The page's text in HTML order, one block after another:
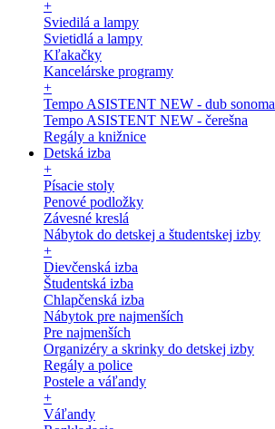
+
Sviedilá a lampy
Svietidlá a lampy
Kľakačky
Kancelárske programy
+
Tempo ASISTENT NEW - dub sonoma
Tempo ASISTENT NEW - čerešna
Regály a knižnice
Detská izba
+
Písacie stoly
Penové podložky
Závesné kreslá
Nábytok do detskej a študentskej izby
+
Dievčenská izba
Študentská izba
Chlapčenská izba
Nábytok pre najmenších
Pre najmenších
Organizéry a skrinky do detskej izby
Regály a police
Postele a váľandy
+
Váľandy